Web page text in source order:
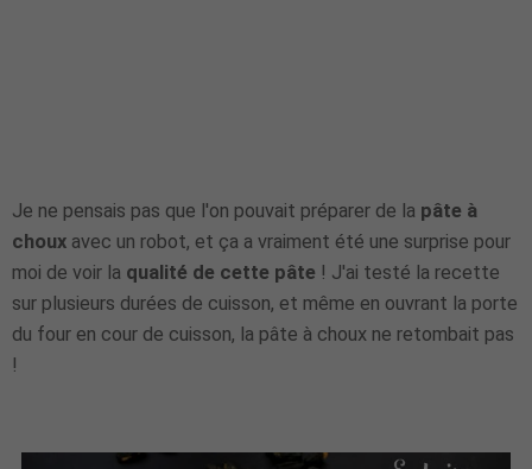
Je ne pensais pas que l'on pouvait préparer de la pâte à
choux avec un robot, et ça a vraiment été une surprise pour
moi de voir la qualité de cette pâte ! J'ai testé la recette
sur plusieurs durées de cuisson, et même en ouvrant la porte
du four en cour de cuisson, la pâte à choux ne retombait pas
!